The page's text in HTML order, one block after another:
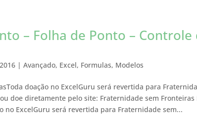
– Folha de Ponto – Controle
| Avançado, Excel, Formulas, Modelos
doação no ExcelGuru será revertida para
doe diretamente pelo site: Fraternidade sem
no ExcelGuru será revertida para Fraternidade sem...